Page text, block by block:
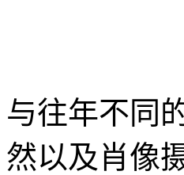
与往年不同
然以及肖像